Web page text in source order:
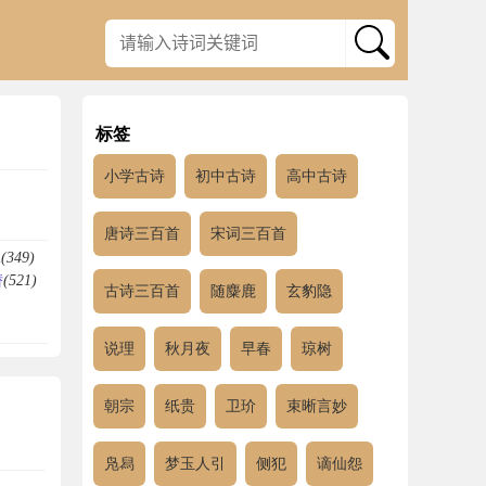
(349)
(521)
标签
小学古诗 初中古诗 高中古诗
唐诗三百首 宋词三百首
古诗三百首 随麋鹿 玄豹隐
说理 秋月夜 早春 琼树
朝宗 纸贵 卫玠 束晰言妙
凫舄 梦玉人引 侧犯 谪仙怨